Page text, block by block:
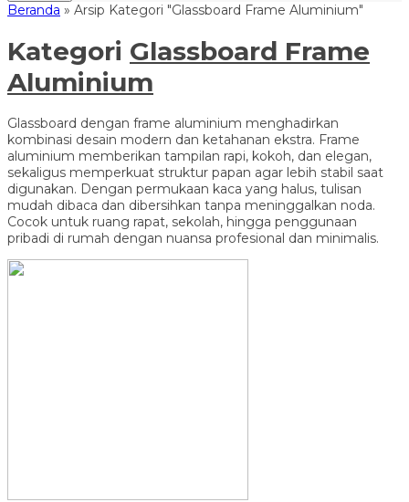
Beranda » Arsip Kategori "Glassboard Frame Aluminium"
Kategori Glassboard Frame
Aluminium
Glassboard dengan frame aluminium menghadirkan
kombinasi desain modern dan ketahanan ekstra. Frame
aluminium memberikan tampilan rapi, kokoh, dan elegan,
sekaligus memperkuat struktur papan agar lebih stabil saat
digunakan. Dengan permukaan kaca yang halus, tulisan
mudah dibaca dan dibersihkan tanpa meninggalkan noda.
Cocok untuk ruang rapat, sekolah, hingga penggunaan
pribadi di rumah dengan nuansa profesional dan minimalis.